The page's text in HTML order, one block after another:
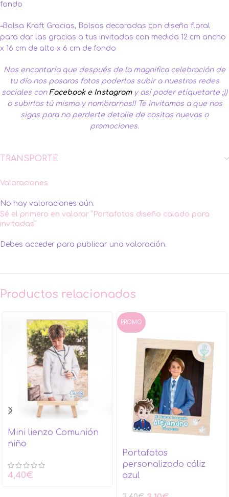
fondo
–Bolsa Kraft Gracias, Bolsas decoradas con diseño floral
para dar las gracias a tus invitadas con medida 12 cm ancho
x 16 cm de alto x 6 cm de fondo
Nos encantaría que después de la magnifica celebración de
tu día nos pasaras fotos poderlas subir a nuestras redes
sociales con Facebooke Instagram y así poder etiquetarte ;))
o subirlas tú misma y nombrarnos!! Te invitamos a que nos
sigas para no perderte detalle de cositas nuevas o
promociones.
TRANSPORTE
Valoraciones
No hay valoraciones aún.
Sé el primero en valorar “Portafotos diseño calado para
invitadas”
Debes acceder para publicar una valoración.
Productos relacionados
Mini lienzo Comunión
niño
4,40€
PROMO
Portafotos
personalizado cáliz
azul